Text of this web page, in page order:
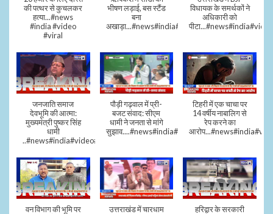
की पत्थर से कुचलकर
हत्या...#news
#india #video
#viral
भीषण लड़ाई, बस स्टैंड
बना
अखाड़ा...#news#india#video#viral
विधायक के समर्थकों ने
अधिकारी को
जनजाति समाज
देवभूमि की आत्मा:
मुख्यमंत्री पुष्कर सिंह
धामी
..#news#india#video#viral
पौड़ी गढ़वाल में प्री-
बजट संवाद: सीएम
धामी ने जनता से मांगे
सुझाव....#news#india#video#viral
टिहरी में एक चाचा पर
14 वर्षीय नाबालिग से
रेप करने का
वन विभाग की भूमि पर
उत्तराखंड में चारधाम
हरिद्वार के सरकारी